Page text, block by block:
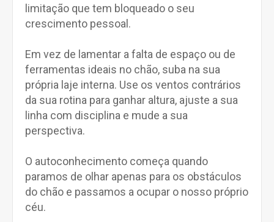
limitação que tem bloqueado o seu
crescimento pessoal.
Em vez de lamentar a falta de espaço ou de
ferramentas ideais no chão, suba na sua
própria laje interna. Use os ventos contrários
da sua rotina para ganhar altura, ajuste a sua
linha com disciplina e mude a sua
perspectiva.
O autoconhecimento começa quando
paramos de olhar apenas para os obstáculos
do chão e passamos a ocupar o nosso próprio
céu.